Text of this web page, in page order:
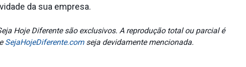
da sua empresa.
Hoje Diferente são exclusivos. A reprodução total ou parcial é
SejaHojeDiferente.comseja devidamente mencionada.